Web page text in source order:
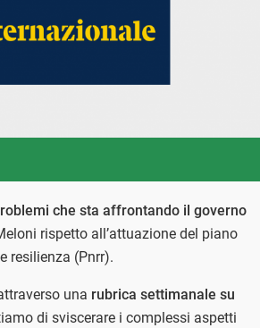
che sta affrontando il governo
rispetto all’attuazione del piano
resilienza (Pnrr).
una rubrica settimanale su
di sviscerare i complessi aspetti